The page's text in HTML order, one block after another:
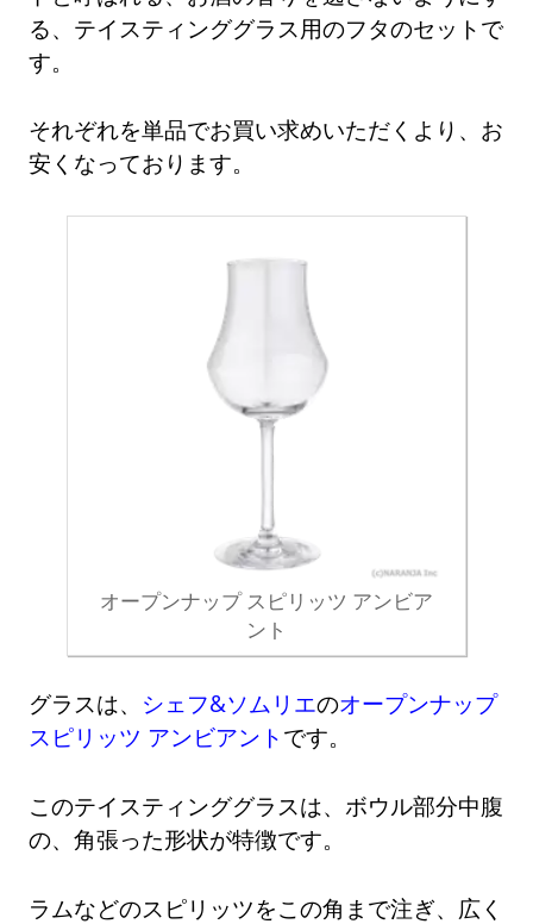
る、テイスティンググラス用のフタのセットで
す。
それぞれを単品でお買い求めいただくより、お
安くなっております。
オープンナップ スピリッツ アンビア
ント
グラスは、 シェフ&ソムリエのオープンナップ
スピリッツ アンビアント です。
このテイスティンググラスは、ボウル部分中腹
の、角張った形状が特徴です。
ラムなどのスピリッツをこの角まで注ぎ、広く